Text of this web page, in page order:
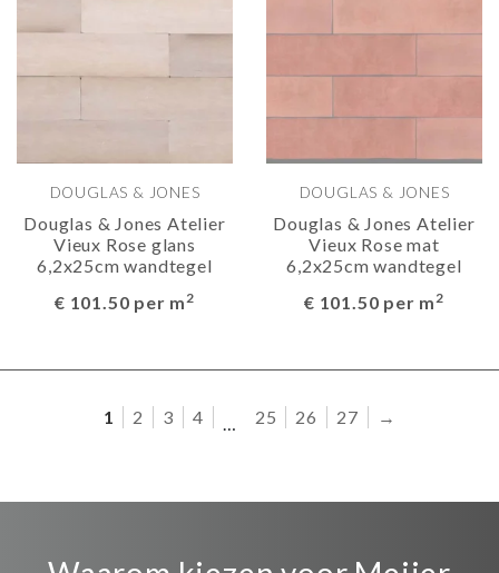
DOUGLAS & JONES
Douglas & Jones Atelier
Vieux Rose glans
6,2x25cm wandtegel
€ 101.50 per m2
DOUGLAS & JONES
Douglas & Jones Atelier
Vieux Rose mat
6,2x25cm wandtegel
€ 101.50 per m2
1 2 3 4 … 25 26 27 →